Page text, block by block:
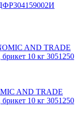
AND TRADE
10 кг 3051250